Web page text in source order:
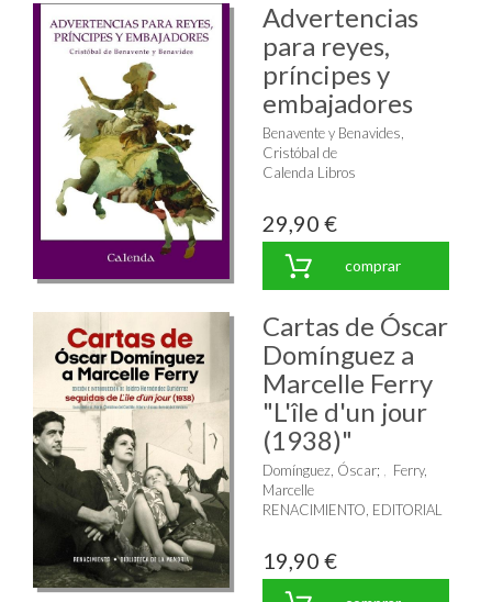
Advertencias
para reyes,
príncipes y
embajadores
Benavente y Benavides,
Cristóbal de
Calenda Libros
29,90 €
comprar
Cartas de Óscar
Domínguez a
Marcelle Ferry
"L'île d'un jour
(1938)"
Domínguez, Óscar;
Ferry,
Marcelle
RENACIMIENTO, EDITORIAL
19,90 €